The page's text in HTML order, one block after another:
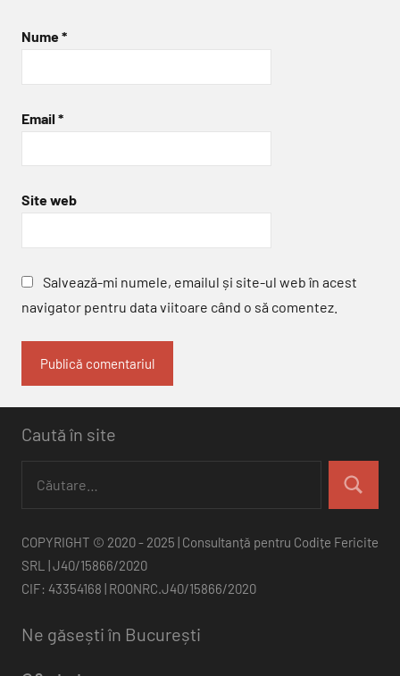
Nume*
Email *
Site web
Salvează-mi numele, emailul și site-ul web în acest
navigator pentru data viitoare când o să comentez.
Caută în site
după:
Căutare
COPYRIGHT © 2020 - 2025 | Consultanță pentru Codițe Fericite
SRL | J40/15866/2020
CIF: 43354168 | ROONRC.J40/15866/2020
Ne găsești în București